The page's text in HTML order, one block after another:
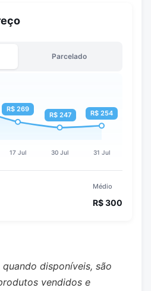
Parcelado
Médio
R$ 300
disponíveis, são
vendidos e